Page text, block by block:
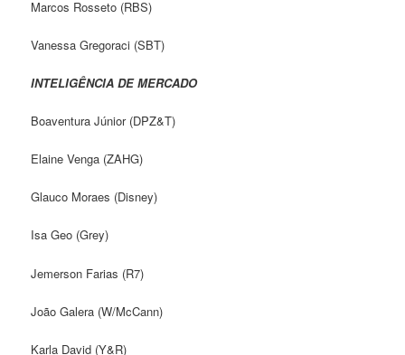
Marcos Rosseto (RBS)
Vanessa Gregoraci (SBT)
INTELIGÊNCIA DE MERCADO
Boaventura Júnior (DPZ&T)
Elaine Venga (ZAHG)
Glauco Moraes (Disney)
Isa Geo (Grey)
Jemerson Farias (R7)
João Galera (W/McCann)
Karla David (Y&R)